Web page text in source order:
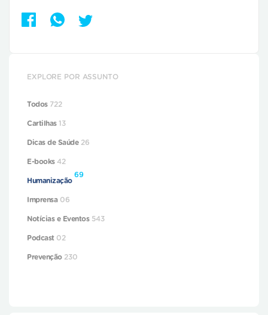
EXPLORE POR ASSUNTO
Todos 722
Cartilhas13
Dicas de Saúde 26
E-books 42
Humanização
69
Imprensa 06
Notícias e Eventos 543
Podcast 02
Prevenção 230